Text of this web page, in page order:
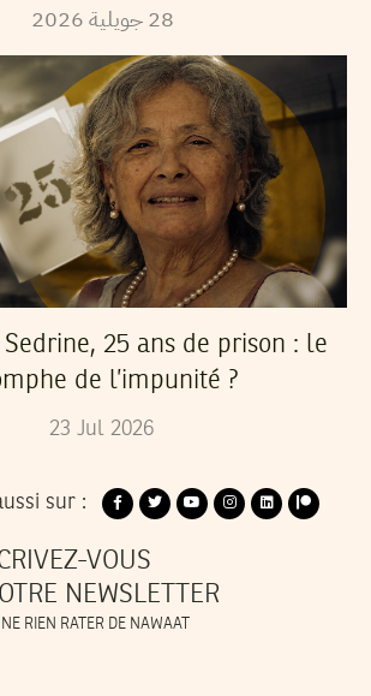
28 جويلية2026
25 ans de prison : le
de l’impunité ?
23 Jul 2026
sur :
VOUS
NEWSLETTER
RIEN RATER DE NAWAAT